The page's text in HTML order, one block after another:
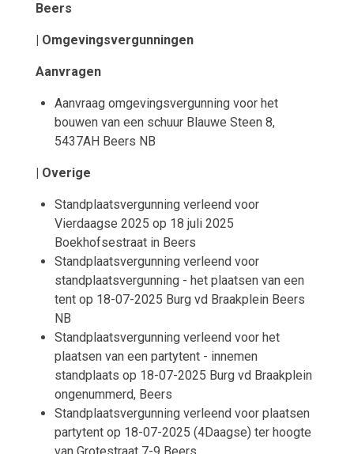
Beers
| Omgevingsvergunningen
Aanvragen
Aanvraag omgevingsvergunning voor het
bouwen van een schuur Blauwe Steen 8,
5437AH Beers NB
| Overige
Standplaatsvergunning verleend voor
Vierdaagse 2025 op 18 juli 2025
Boekhofsestraat in Beers
Standplaatsvergunning verleend voor
standplaatsvergunning - het plaatsen van een
tent op 18-07-2025 Burg vd Braakplein Beers
NB
Standplaatsvergunning verleend voor het
plaatsen van een partytent - innemen
standplaats op 18-07-2025 Burg vd Braakplein
ongenummerd, Beers
Standplaatsvergunning verleend voor plaatsen
partytent op 18-07-2025 (4Daagse) ter hoogte